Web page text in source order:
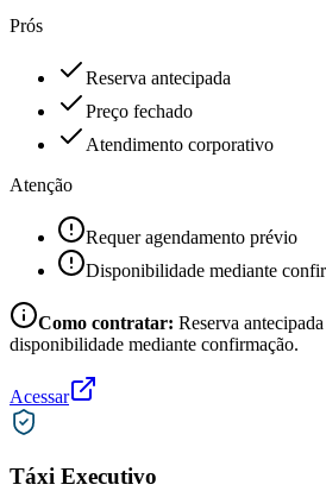
Prós
Reserva antecipada
Preço fechado
Atendimento corporativo
Atenção
Requer agendamento prévio
Disponibilidade mediante
Como contratar: Reserva
disponibilidade mediante confirmação.
Acessar
Táxi Executivo